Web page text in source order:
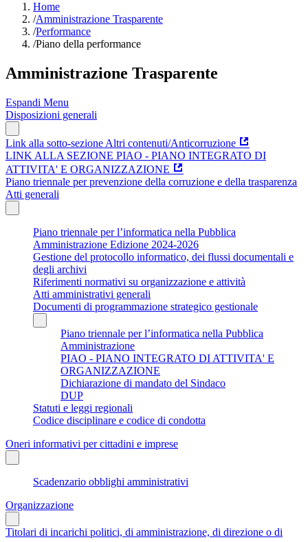
Home
/Amministrazione Trasparente
/Performance
/Piano della performance
Amministrazione Trasparente
Espandi Menu
Disposizioni generali
Link alla sotto-sezione Altri contenuti/Anticorruzione
LINK ALLA SEZIONE PIAO - PIANO INTEGRATO DI
ATTIVITA' E ORGANIZZAZIONE
Piano triennale per prevenzione della corruzione e della trasparenza
Atti generali
Piano triennale per l’informatica nella Pubblica
Amministrazione Edizione 2024-2026
Gestione del protocollo informatico, dei flussi documentali e
degli archivi
Riferimenti normativi su organizzazione e attività
Atti amministrativi generali
Documenti di programmazione strategico gestionale
Piano triennale per l’informatica nella Pubblica
Amministrazione
PIAO - PIANO INTEGRATO DI ATTIVITA' E
ORGANIZZAZIONE
Dichiarazione di mandato del Sindaco
DUP
Statuti e leggi regionali
Codice disciplinare e codice di condotta
Oneri informativi per cittadini e imprese
Scadenzario obblighi amministrativi
Organizzazione
Titolari di incarichi politici, di amministrazione, di direzione o di